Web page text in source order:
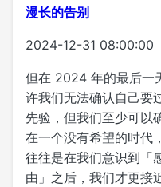
漫长的告别
2024-12-31 08:00:00
但在 2024 年的最后一
许我们无法确认自己要
先验，但我们至少可以
在一个没有希望的时代
往往是在我们意识到「
由」之后，我们才更接